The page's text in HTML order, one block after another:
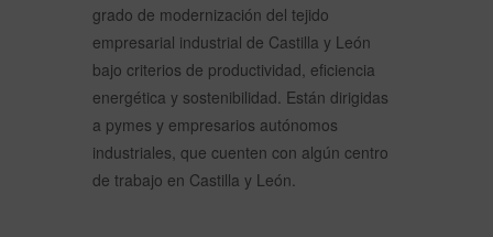
grado de modernización del tejido
empresarial industrial de Castilla y León
bajo criterios de productividad, eficiencia
energética y sostenibilidad. Están dirigidas
a pymes y empresarios autónomos
industriales, que cuenten con algún centro
de trabajo en Castilla y León.